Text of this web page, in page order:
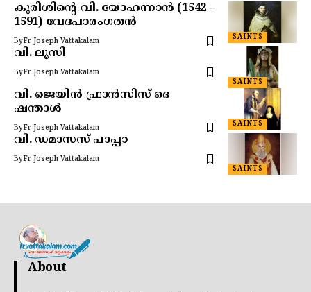
SAINTS
കുരിശിന്റെ വി. യോഹന്നാൻ (1542 –
1591) വേദപാരംഗതൻ
ByFr Joseph Vattakalam
SAINTS
വി. ലൂസി
ByFr Joseph Vattakalam
SAINTS
വി. ജെയിൻ ഫ്രാൻസിസ് ദെ
ഷന്താൾ
ByFr Joseph Vattakalam
SAINTS
വി. ഡമാസസ് പാപ്പാ
ByFr Joseph Vattakalam
About